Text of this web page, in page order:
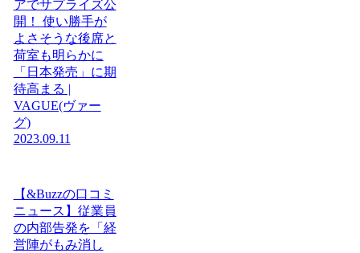
アでサプライズ公
開！ 使い勝手が
よさそうな後席と
荷室も明らかに
「日本発売」に期
待高まる |
VAGUE(ヴァー
グ)
2023.09.11
【&Buzzの口コミ
ニュース】従業員
の内部告発を「経
営陣がもみ消し